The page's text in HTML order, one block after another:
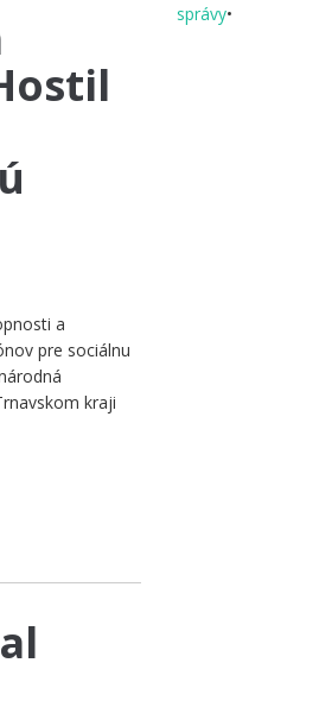
a
pre sociálnu
kraji
správy•